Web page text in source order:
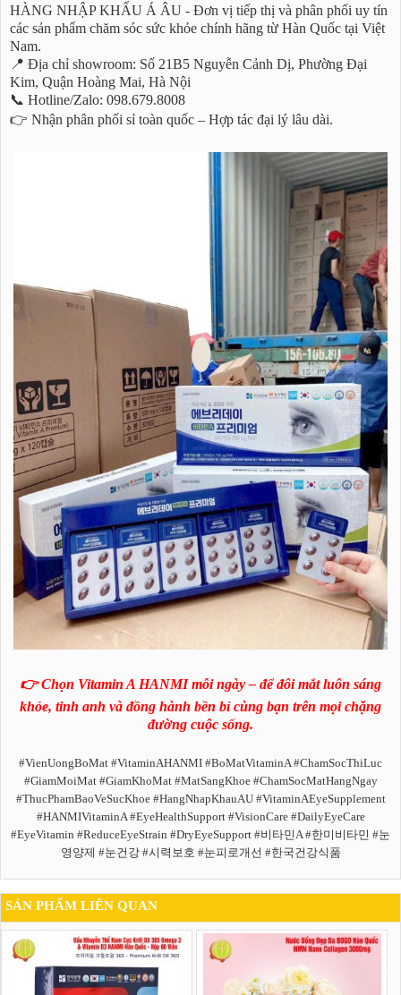
HÀNG NHẬP KHẨU Á ÂU - Đơn vị tiếp thị và phân phối uy tín
các sản phẩm chăm sóc sức khỏe chính hãng từ Hàn Quốc tại Việt
Nam.
📍 Địa chỉ showroom: Số 21B5 Nguyễn Cảnh Dị, Phường Đại
Kim, Quận Hoàng Mai, Hà Nội
📞 Hotline/Zalo: 098.679.8008
👉 Nhận phân phối sỉ toàn quốc – Hợp tác đại lý lâu dài.
👉 Chọn Vitamin A HANMI mỗi ngày – để đôi mắt luôn sáng
khỏe, tinh anh và đồng hành bền bỉ cùng bạn trên mọi chặng
đường cuộc sống.
#VienUongBoMat #VitaminAHANMI #BoMatVitaminA #ChamSocThiLuc
#GiamMoiMat #GiamKhoMat #MatSangKhoe #ChamSocMatHangNgay
#ThucPhamBaoVeSucKhoe #HangNhapKhauAU #VitaminAEyeSupplement
#HANMIVitaminA #EyeHealthSupport #VisionCare #DailyEyeCare
#EyeVitamin #ReduceEyeStrain #DryEyeSupport #비타민A #한미비타민 #눈
영양제 #눈건강 #시력보호 #눈피로개선 #한국건강식품
SẢN PHẨM LIÊN QUAN